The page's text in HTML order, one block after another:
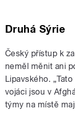
Druhá Sýrie
Český přístup k
neměl měnit ani
Lipavského.
vojáci jsou v
týmy na místě